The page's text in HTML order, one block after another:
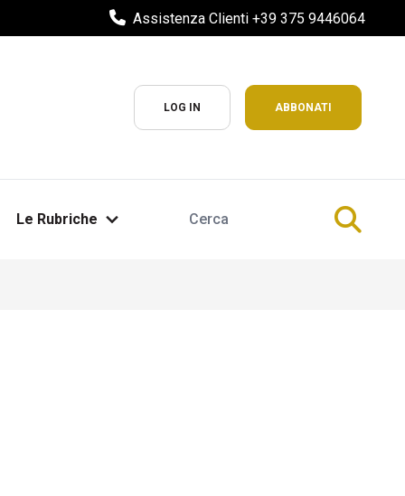
Assistenza Clienti +39 375 9446064
LOG IN ABBONATI
Le Rubriche